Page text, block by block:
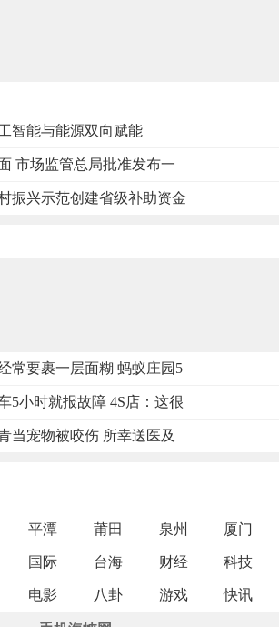
智能与能源双向赋能
市场监管总局批准发布一
振兴示范创建省级补助资金
常要裹一层面糊 蚂蚁庄园5
5小时就报故障 4S店：这很
当宠物被咬伤 所幸送医及
平潭 莆田 泉州 厦门
国际 台海 财经 科技
电影 八卦 游戏 快讯